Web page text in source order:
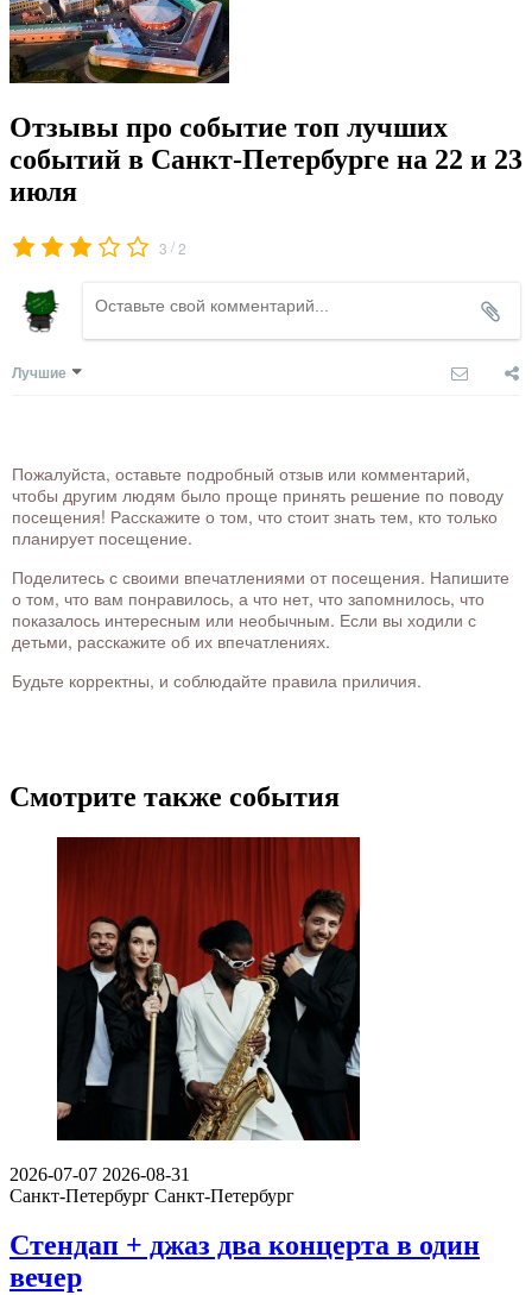
Отзывы про событие топ лучших
событий в Санкт-Петербурге на 22 и 23
июля
3 /2
Лучшие
Пожалуйста, оставьте подробный отзыв или комментарий,
чтобы другим людям было проще принять решение по поводу
посещения! Расскажите о том, что стоит знать тем, кто только
планирует посещение.
Поделитесь с своими впечатлениями от посещения. Напишите
о том, что вам понравилось, а что нет, что запомнилось, что
показалось интересным или необычным. Если вы ходили с
детьми, расскажите об их впечатлениях.
Будьте корректны, и соблюдайте правила приличия.
Смотрите также события
2026-07-07 2026-08-31
Санкт-Петербург Санкт-Петербург
Стендап + джаз два концерта в один
вечер